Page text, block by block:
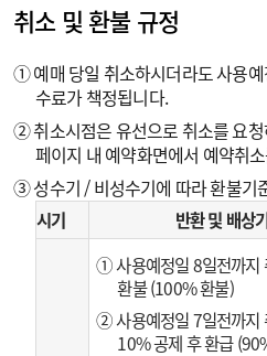
취소 및 환불 규정
① 예매 당일 취소하시더라도 사용
수료가 책정됩니다.
② 취소시점은 유선으로 취소를 요
페이지 내 예약화면에서 예약취
③ 성수기 / 비성수기에 따라 환불기
시기 반환 및 배상
① 사용예정일 8일전까지
환불 (100% 환불)
② 사용예정일 7일전까지
10% 공제 후 환급